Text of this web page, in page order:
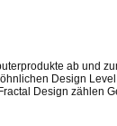
ab und
Design
Design zählen